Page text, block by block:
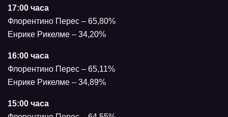
17:00 часа
Флорентино Перес – 65,80%
Енрике Рикелме – 34,20%
16:00 часа
Флорентино Перес – 65,11%
Енрике Рикелме – 34,89%
15:00 часа